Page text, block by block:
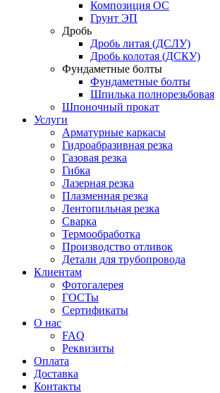
Композиция ОС
Грунт ЭП
Дробь
Дробь литая (ДСЛУ)
Дробь колотая (ДСКУ)
Фундаметные болты
Фундаметные болты
Шпилька полнорезьбовая
Шпоночный прокат
Услуги
Арматурные каркасы
Гидроабразивная резка
Газовая резка
Гибка
Лазерная резка
Плазменная резка
Лентопильная резка
Сварка
Термообработка
Производство отливок
Детали для трубопровода
Клиентам
Фотогалерея
ГОСТы
Сертификаты
О нас
FAQ
Реквизиты
Оплата
Доставка
Контакты